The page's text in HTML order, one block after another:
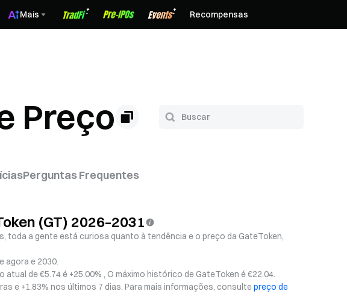
Mais Recompensas
Preço
Perguntas Frequentes
(GT) 2026–2031
toda a gente está curiosa quanto à tendência e o preço da GateToken,
agora e 2030.
de €5.74 é +25.00% , O máximo histórico de GateToken é €22.04.
e +1.83% nos últimos 7 dias. Para mais informações, consultepreço de